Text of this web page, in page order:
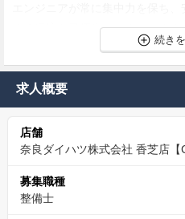
める環境を最優先に整えています
「予約制」がもたらす、ゆ
ンス
前日には翌日の作業内容が確定
が組め、突発的な残業を抑制で
月平均の残業時間は約16時間。
さらに「お客様専用サポートダ
求人概要
店舗
奈良ダイハツ株式会社 香芝店【
募集職種
整備士